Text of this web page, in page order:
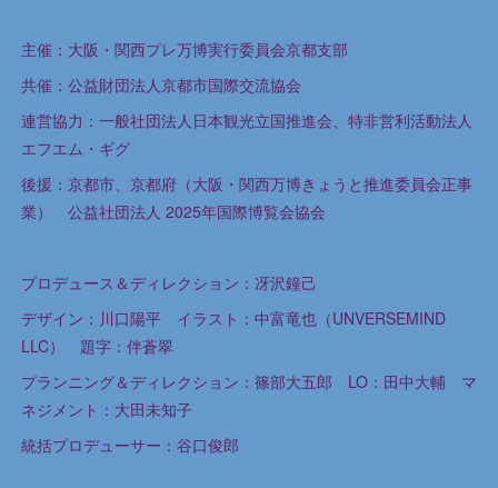
主催：大阪・関西プレ万博実行委員会京都支部
共催：公益財団法人京都市国際交流協会
連営協力：一般社団法人日本観光立国推進会、特非営利活動法人
エフエム・ギグ
後援：京都市、京都府（大阪・関西万博きょうと推進委員会正事
業） 公益社団法人 2025年国際博覧会協会
プロデュース＆ディレクション：冴沢鐘己
デザイン：川口陽平 イラスト：中富竜也（UNVERSEMIND
LLC） 題字：伴蒼翠
プランニング＆ディレクション：篠部大五郎 LO：田中大輔 マ
ネジメント：大田未知子
統括プロデューサー：谷口俊郎